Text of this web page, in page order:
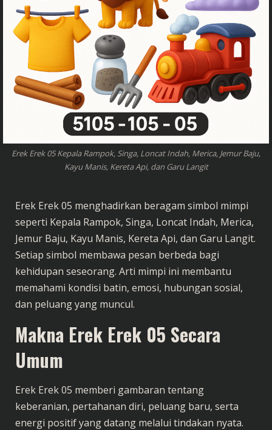
Erek Erek 05 Kepala Rampok, Singa, Loncat Indah, Merica, Jemur Baju,
Kayu Manis, Kereta Api, dan Garu Langit
Erek Erek 05 menghadirkan beragam simbol mimpi
seperti Kepala Rampok, Singa, Loncat Indah, Merica,
Jemur Baju, Kayu Manis, Kereta Api, dan Garu Langit.
Setiap simbol membawa pesan berbeda bagi
kehidupan seseorang. Arti mimpi ini membantu
memahami kondisi batin, emosi, hubungan sosial,
dan peluang yang muncul.
Makna Erek Erek 05 Secara
Umum
Erek Erek 05 memberi gambaran tentang
keberanian, pertahanan diri, peluang baru, serta
energi positif yang datang melalui tindakan nyata.